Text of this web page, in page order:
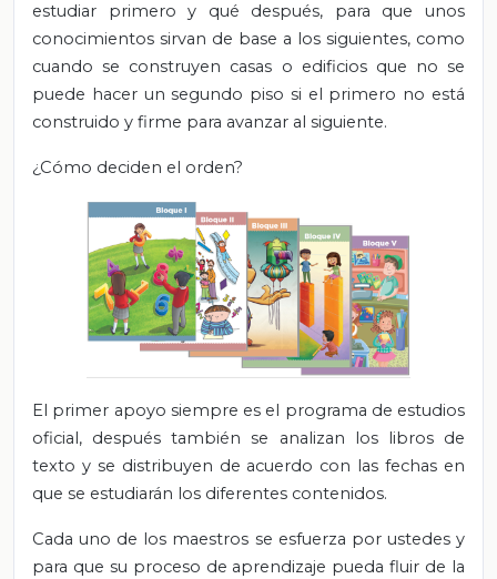
estudiar primero y qué después, para que unos
conocimientos sirvan de base a los siguientes, como
cuando se construyen casas o edificios que no se
puede hacer un segundo piso si el primero no está
construido y firme para avanzar al siguiente.
¿Cómo deciden el orden?
El primer apoyo siempre es el programa de estudios
oficial, después también se analizan los libros de
texto y se distribuyen de acuerdo con las fechas en
que se estudiarán los diferentes contenidos.
Cada uno de los maestros se esfuerza por ustedes y
para que su proceso de aprendizaje pueda fluir de la